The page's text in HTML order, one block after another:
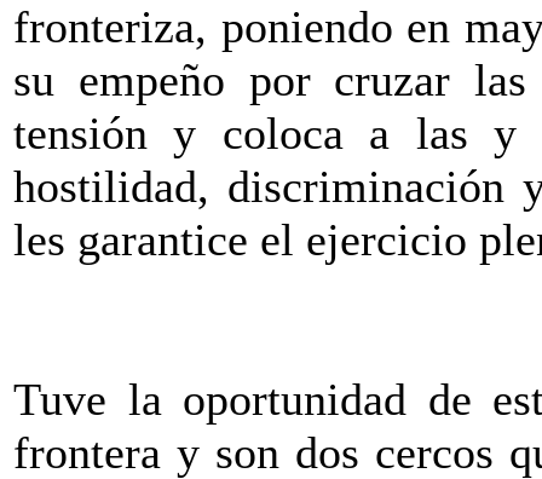
fronteriza, poniendo en
su empeño por cruzar
tensión y coloca a las y
hostilidad, discriminación
les garantice el ejercicio
Tuve la oportunidad de
frontera y son dos cercos